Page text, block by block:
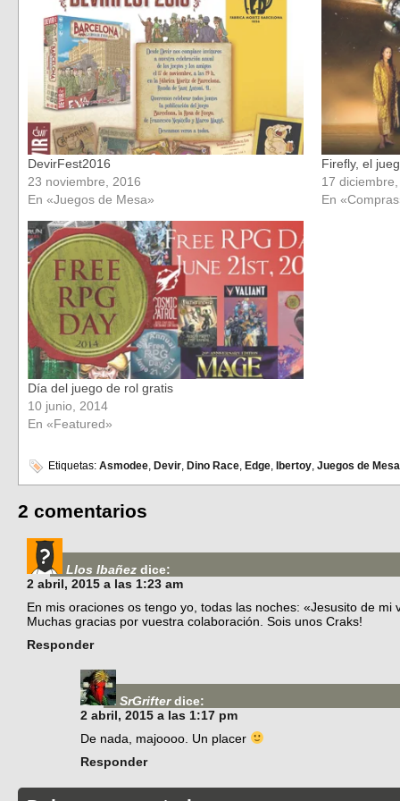
una
ventana
nueva)
una
ventana
nueva)
DevirFest2016
23 noviembre, 2016
En «Juegos de Mesa»
Firefly, el
17
En
Día del juego de rol gratis
10 junio, 2014
En «Featured»
Etiquetas: Asmodee, Devir, Dino Race, Edge, Ibertoy, Juegos de Mesa
2 comentarios
Llos Ibañez dice:
2 abril, 2015 a las 1:23 am
En mis oraciones os tengo yo, todas las noches: «Jesusito de mi
Muchas gracias por vuestra colaboración. Sois unos Craks!
Responder
SrGrifter dice:
2 abril, 2015 a las 1:17 pm
De nada, majoooo. Un placer
Responder